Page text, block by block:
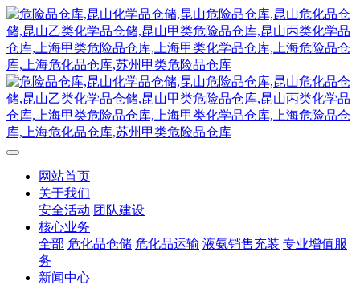
网站首页
关于我们
安全活动 团队建设
核心业务
全部 危化品仓储 危化品运输 液氨销售充装 专业增值服
务
新闻中心